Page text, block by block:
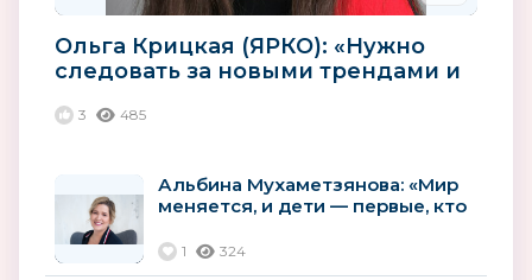
Ольга Крицкая (ЯРКО): «Нужно
следовать за новыми трендами и
3 485
Альбина Мухаметзянова: «Мир
меняется, и дети — первые, кто
1 324